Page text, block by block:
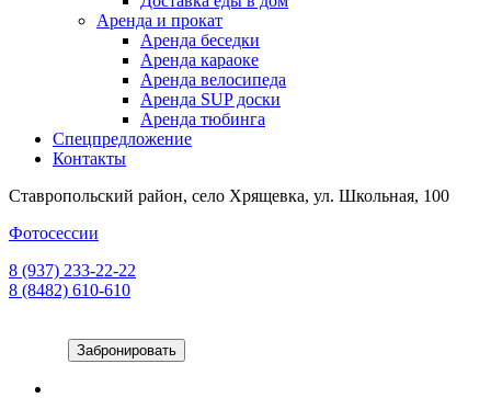
Аренда и прокат
Аренда беседки
Аренда караоке
Аренда велосипеда
Аренда SUP доски
Аренда тюбинга
Спецпредложение
Контакты
Ставропольский район, село Хрящевка, ул. Школьная, 100
Фотосессии
8 (937) 233-22-22
8 (8482) 610-610
Забронировать